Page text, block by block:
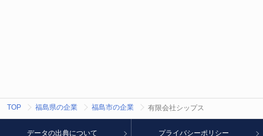
TOP 福島県の企業 福島市の企業 有限会社シップス
データの出典について プライバシーポリシー